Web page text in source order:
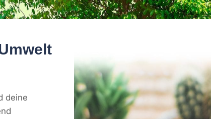
deine